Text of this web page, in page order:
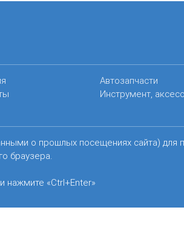
Автозапчасти
Инструмент,
о прошлых посещениях сайта)
браузера.
нажмите «Ctrl+Enter»